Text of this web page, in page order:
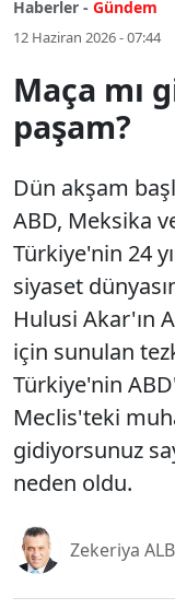
Haberler - Gündem
12 Haziran 2026 - 07:44
Maça mı
paşam?
Dün akşam
ABD, Meksika
Türkiye'nin 24
siyaset
Hulusi Akar'ın
için sunulan
Türkiye'nin
Meclis'teki
gidiyorsunuz
neden oldu.
Zekeriya